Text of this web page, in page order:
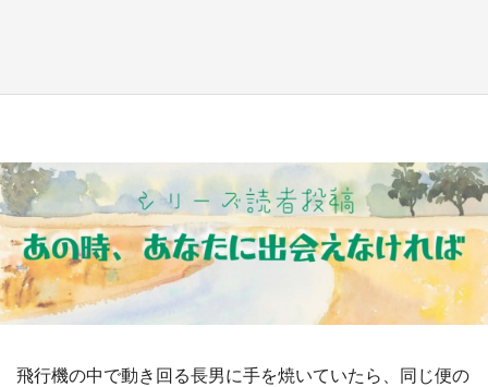
飛行機の中で動き回る長男に手を焼いていたら、同じ便の